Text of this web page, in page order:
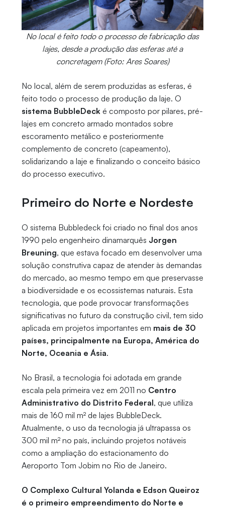
No local é feito todo o processo de fabricação das
lajes, desde a produção das esferas até a
concretagem (Foto: Ares Soares)
No local, além de serem produzidas as esferas, é
feito todo o processo de produção da laje. O
sistema BubbleDecké composto por pilares, pré-
lajes em concreto armado montados sobre
escoramento metálico e posteriormente
complemento de concreto (capeamento),
solidarizando a laje e finalizando o conceito básico
do processo executivo.
Primeiro do Norte e Nordeste
O sistema Bubbledeck foi criado no final dos anos
1990 pelo engenheiro dinamarquês Jorgen
Breuning, que estava focado em desenvolver uma
solução construtiva capaz de atender às demandas
do mercado, ao mesmo tempo em que preservasse
a biodiversidade e os ecossistemas naturais. Esta
tecnologia, que pode provocar transformações
significativas no futuro da construção civil, tem sido
aplicada em projetos importantes em mais de 30
países, principalmente na Europa, América do
Norte, Oceania e Ásia.
No Brasil, a tecnologia foi adotada em grande
escala pela primeira vez em 2011 no Centro
Administrativo do Distrito Federal, que utiliza
mais de 160 mil m² de lajes BubbleDeck.
Atualmente, o uso da tecnologia já ultrapassa os
300 mil m² no país, incluindo projetos notáveis
como a ampliação do estacionamento do
Aeroporto Tom Jobim no Rio de Janeiro.
O Complexo Cultural Yolanda e Edson Queiroz
é o primeiro empreendimento do Norte e